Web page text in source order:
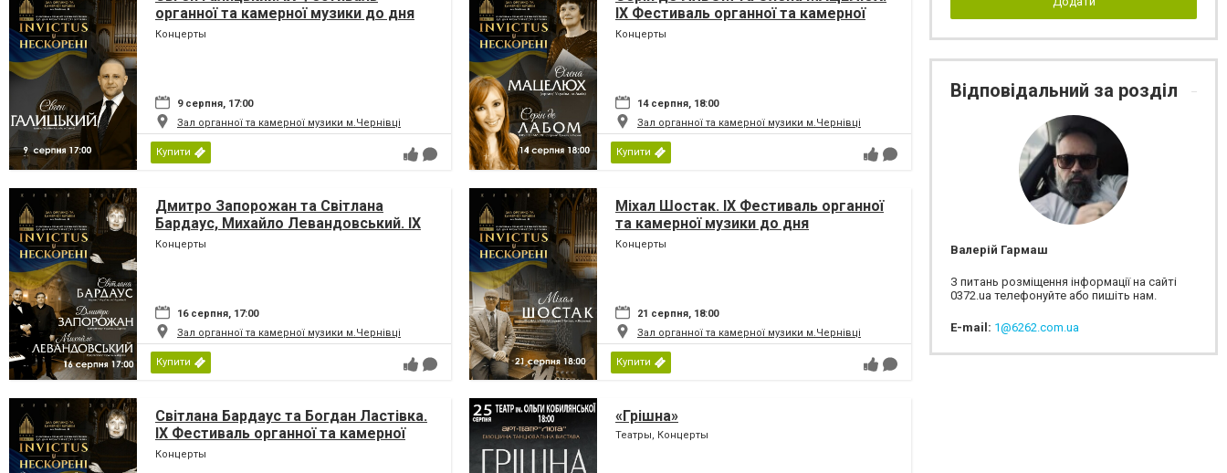
органної та камерної музики до дня
Незалежності України «INVICTUS/
Концерты
9 серпня, 17:00
Зал органної та камерної музики м.Чернівці
Купити
IX Фестиваль органної та камерної
музики до дня Незалежності України
Концерты
14 серпня, 18:00
Зал органної та камерної музики м.Чернівці
Купити
Дмитро Запорожан та Світлана
Бардаус, Михайло Левандовський. IX
Фестиваль органної та камерної
Концерты
16 серпня, 17:00
Зал органної та камерної музики м.Чернівці
Купити
Міхал Шостак. IX Фестиваль органної
та камерної музики до дня
Незалежності України «INVICTUS/
Концерты
21 серпня, 18:00
Зал органної та камерної музики м.Чернівці
Купити
Світлана Бардаус та Богдан Ластівка.
IX Фестиваль органної та камерної
музики до дня Незалежності України
Концерты
«Грішна»
Театры, Концерты
Відповідальний за розділ
Валерій Гармаш
З питань розміщення інформації на сайті
0372.ua телефонуйте або пишіть нам.
E-mail: 1@6262.com.ua